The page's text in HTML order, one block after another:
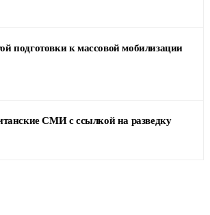
подготовки к массовой мобилизации
СМИ с ссылкой на разведку